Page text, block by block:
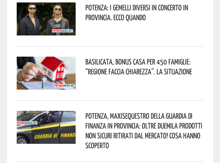
Potenza: i Gemelli DiVersi in concerto in
provincia. Ecco quando
Basilicata, Bonus casa per 450 famiglie:
“Regione faccia chiarezza”. La situazione
Potenza, maxisequestro della Guardia di
Finanza in provincia: oltre duemila prodotti
non sicuri ritirati dal mercato! Cosa hanno
scoperto